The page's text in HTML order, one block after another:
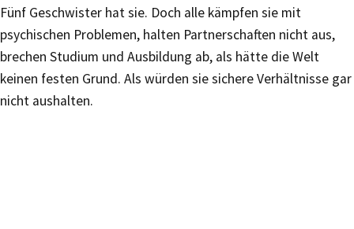
Fünf Geschwister hat sie. Doch alle kämpfen sie mit
psychischen Problemen, halten Partnerschaften nicht aus,
brechen Studium und Ausbildung ab, als hätte die Welt
keinen festen Grund. Als würden sie sichere Verhältnisse gar
nicht aushalten.